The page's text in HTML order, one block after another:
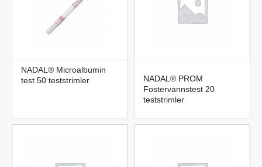
NADAL® Microalbumin
test 50 teststrimler
NADAL® PROM
Fostervannstest 20
teststrimler